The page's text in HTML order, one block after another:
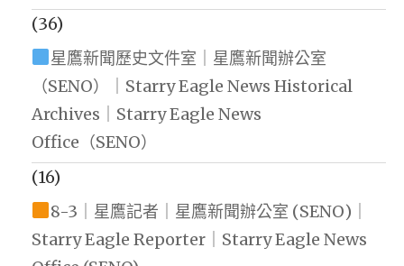
(36)
星鷹新聞歷史文件室｜星鷹新聞辦公室
（SENO）｜Starry Eagle News Historical
Archives｜Starry Eagle News
Office（SENO）
(16)
8-3｜星鷹記者｜星鷹新聞辦公室 (SENO)｜
Starry Eagle Reporter｜Starry Eagle News